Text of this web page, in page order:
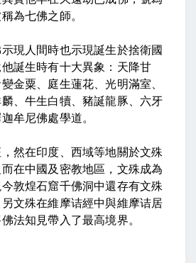
為七佛之師。
現人間時也示現誕生於捨衛國
他誕生時有十大異象： 天降甘
金粟、庭生蓮花、光明滿室、
、牛生白犢、豬誕龍豚、六牙
牟尼佛處學道。
然在印度、西域等地關於文殊
在中國及密教地區，文殊成為
敦煌石窟千佛洞中還存有文殊
文殊在維摩诘經中與維摩诘居
法知見帶入了最高境界。